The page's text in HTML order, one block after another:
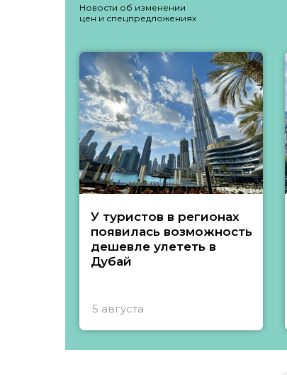
Новости об изменении
цен и спецпредложениях
У туристов в регионах
появилась возможность
дешевле улететь в
Дубай
5 августа